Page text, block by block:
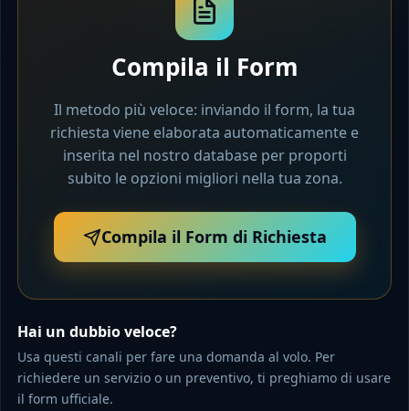
Compila il Form
Il metodo più veloce: inviando il form, la tua
richiesta viene elaborata automaticamente e
inserita nel nostro database per proporti
subito le opzioni migliori nella tua zona.
Compila il Form di Richiesta
Hai un dubbio veloce?
Usa questi canali per fare una domanda al volo. Per
richiedere un servizio o un preventivo, ti preghiamo di usare
il form ufficiale.